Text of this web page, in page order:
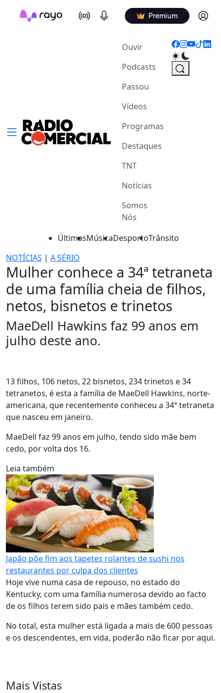
On Air Podcasts Premium Log in
Ouvir(current)
Podcasts
Passou
Vídeos
Programas
Destaques
TNT
Notícias
Somos
Nós
ÚltimasMúsicaDesportoTrânsito
NOTÍCIAS | A SÉRIO
Mulher conhece a 34ª tetraneta
de uma família cheia de filhos,
netos, bisnetos e trinetos
MaeDell Hawkins faz 99 anos em
julho deste ano.
13 filhos, 106 netos, 22 bisnetos, 234 trinetos e 34
tetranetos, é esta a família de MaeDell Hawkins, norte-
americana, que recentemente conheceu a 34ª tetraneta
que nasceu em janeiro.
MaeDell faz 99 anos em julho, tendo sido mãe bem
cedo, por volta dos 16.
Leia também
Japão põe fim aos tapetes rolantes de sushi nos
restaurantes por culpa dos clientes
Hoje vive numa casa de repouso, no estado do
Kentucky, com uma família numerosa devido ao facto
de os filhos terem sido pais e mães também cedo.
No total, esta mulher está ligada a mais de 600 pessoas
e os descendentes, em vida, poderão não ficar por aqui.
Mais Vistas